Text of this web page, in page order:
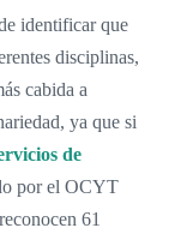
identificar que
disciplinas,
cabida a
ya que si
de
por el OCYT
61